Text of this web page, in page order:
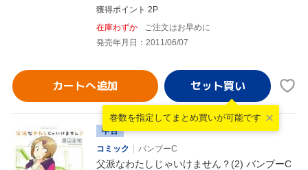
獲得ポイント 2P
在庫わずか
ご注文はお早めに
発売年月日：2011/06/07
カートへ追加
巻数を指定して まとめ買いが可能です
中古
コミック
バンブーC
父派なわたしじゃいけません？(2) バンブーC